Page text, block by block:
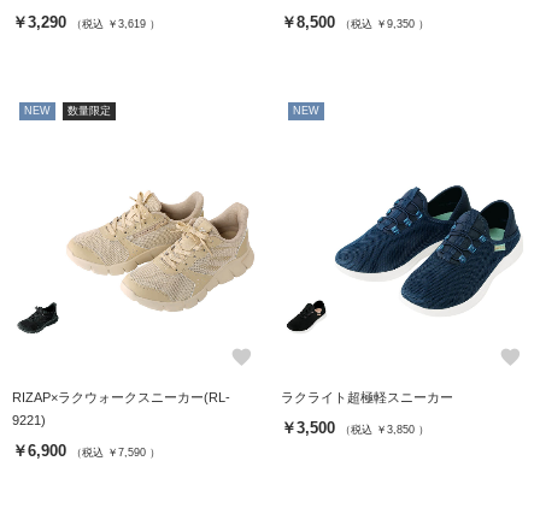
￥3,290 （税込 ￥3,619 ） ￥8,500 （税込 ￥9,350 ）
NEW 数量限定
favorite
RIZAP×ラクウォークスニーカー(RL-
9221)
￥6,900 （税込 ￥7,590 ）
NEW
favorite
ラクライト超極軽スニーカー
￥3,500 （税込 ￥3,850 ）